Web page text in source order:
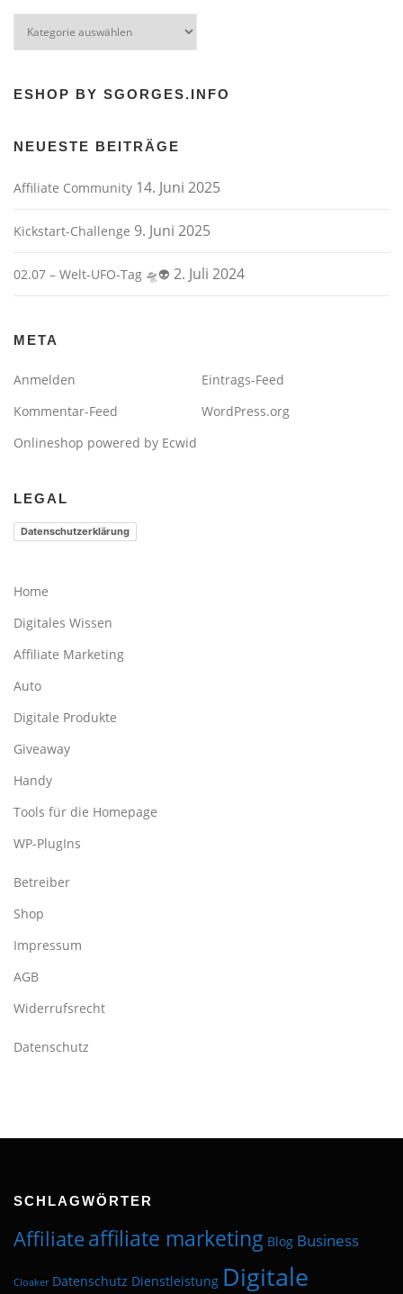
Kategorien
ESHOP BY SGORGES.INFO
NEUESTE BEITRÄGE
Affiliate Community 14. Juni 2025
Kickstart-Challenge 9. Juni 2025
02.07 – Welt-UFO-Tag 🛸👽 2. Juli 2024
META
Anmelden
Eintrags-Feed
Kommentar-Feed
WordPress.org
Onlineshop powered by Ecwid
LEGAL
Datenschutzerklärung
Home
Digitales Wissen
Affiliate Marketing
Auto
Digitale Produkte
Giveaway
Handy
Tools für die Homepage
WP-PlugIns
Betreiber
Shop
Impressum
AGB
Widerrufsrecht
Datenschutz
SCHLAGWÖRTER
Affiliateaffiliate marketing Blog Business
Cloaker Datenschutz Dienstleistung Digitale